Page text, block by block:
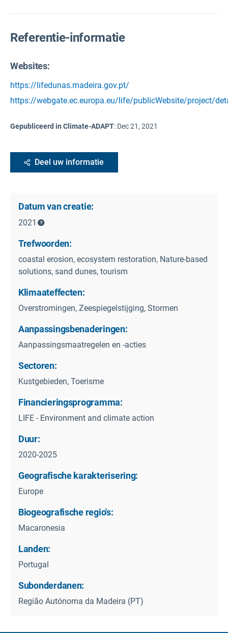
Referentie-informatie
Websites:
https://lifedunas.madeira.gov.pt/
https://webgate.ec.europa.eu/life/publicWebsite/project/
Gepubliceerd in Climate-ADAPT: Dec 21, 2021
Deel uw informatie
Datum van creatie:
2021
Trefwoorden:
coastal erosion, ecosystem restoration, Nature-based
solutions, sand dunes, tourism
Klimaateffecten:
Overstromingen, Zeespiegelstijging, Stormen
Aanpassingsbenaderingen:
Aanpassingsmaatregelen en -acties
Sectoren:
Kustgebieden, Toerisme
Financieringsprogramma:
LIFE - Environment and climate action
Duur:
2020-2025
Geografische karakterisering:
Europe
Biogeografische regio's:
Macaronesia
Landen:
Portugal
Subonderdanen:
Região Autónoma da Madeira (PT)